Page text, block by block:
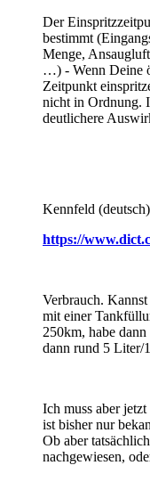
Der
bestimmt
Menge,
…) - Wenn Deine
Zeitpunkt
nicht in Ordnung.
deutlichere
Kennfeld
https://
Verbrauch.
mit einer
250km, habe
dann rund 5 Liter/
Ich muss aber
ist bisher nur
Ob aber
nachgewiesen,